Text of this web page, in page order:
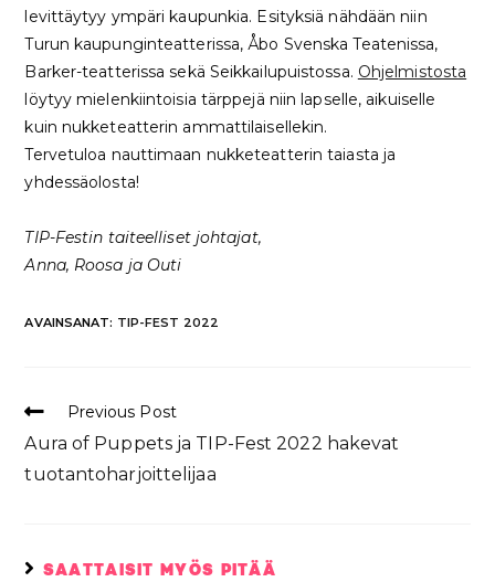
levittäytyy ympäri kaupunkia. Esityksiä nähdään niin
Turun kaupunginteatterissa, Åbo Svenska Teatenissa,
Barker-teatterissa sekä Seikkailupuistossa. Ohjelmistosta
löytyy mielenkiintoisia tärppejä niin lapselle, aikuiselle
kuin nukketeatterin ammattilaisellekin.
Tervetuloa nauttimaan nukketeatterin taiasta ja
yhdessäolosta!
TIP-Festin taiteelliset johtajat,
Anna, Roosa ja Outi
AVAINSANAT: TIP-FEST 2022
Previous Post
Aura of Puppets ja TIP-Fest 2022 hakevat
tuotantoharjoittelijaa
SAATTAISIT MYÖS PITÄÄ